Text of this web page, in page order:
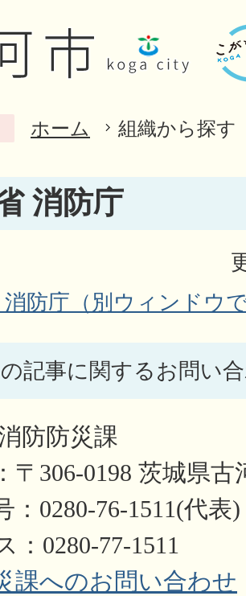
ホーム 組織から探す
消防庁
消防庁（別ウィンドウ
記事に関するお問い
防防災課
〒306-0198 茨城県古
：0280-76-1511(代表)
：0280-77-1511​​​​​​​
課へのお問い合わせ